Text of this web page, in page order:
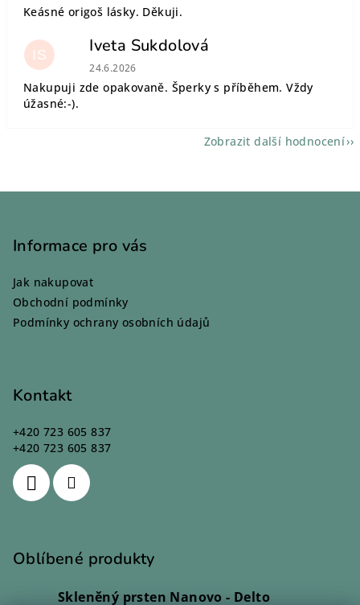
Keásné origoš lásky. Děkuji.
IS Iveta Sukdolová
Hodnocení obchodu je 5 z 5 hvězdiček.
24.6.2026
Nakupuji zde opakovaně. Šperky s příběhem. Vždy
úžasné:-).
Zobrazit další hodnocení
Informace pro vás
Jak nakupovat
Obchodní podmínky
Podmínky ochrany osobních údajů
Kontakt
+420 723 605 837
+420 723 605 837
Oblíbené produkty
Skleněný prsten Nanovo - Delto